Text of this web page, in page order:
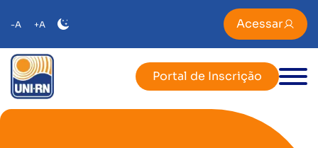
-A +A Acessar
Portal de Inscrição